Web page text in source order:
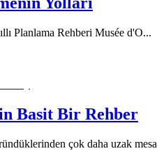
Planlama Rehberi Musée d'O...
Basit Bir Rehber
çok daha uzak mesa